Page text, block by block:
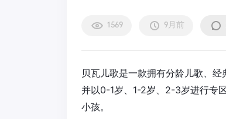
1569 9月前
贝瓦儿歌是一款拥有分龄儿歌、
并以0-1岁、1-2岁、2-3岁进行专
小孩。